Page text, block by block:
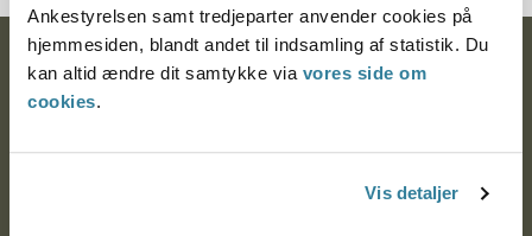
Ankestyrelsen samt tredjeparter anvender cookies på
hjemmesiden, blandt andet til indsamling af statistik. Du
kan altid ændre dit samtykke via vores side om
cookies.
Vis detaljer
Ankestyrelsen